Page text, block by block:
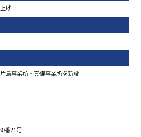
げ
島事業所・真備事業所を新設
番21号